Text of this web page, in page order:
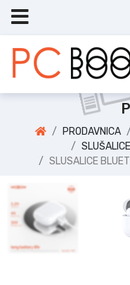
PRODAVNICA
SLUSALICE